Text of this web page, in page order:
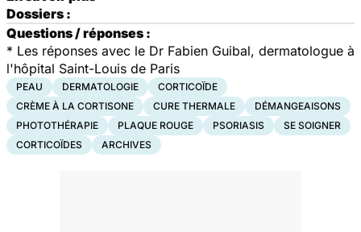
Dossiers :
Questions / réponses :
* Les réponses avec le Dr Fabien Guibal, dermatologue à
l'hôpital Saint-Louis de Paris
PEAU DERMATOLOGIE
CORTICOÏDE
CRÈME À LA CORTISONE
CURE THERMALE
DÉMANGEAISONS
PHOTOTHÉRAPIE
PLAQUE ROUGE PSORIASIS
SE SOIGNER
CORTICOÏDES
ARCHIVES